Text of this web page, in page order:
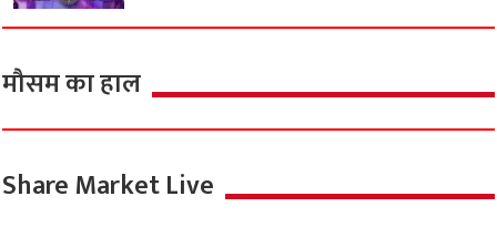
मौसम का हाल
Share Market Live